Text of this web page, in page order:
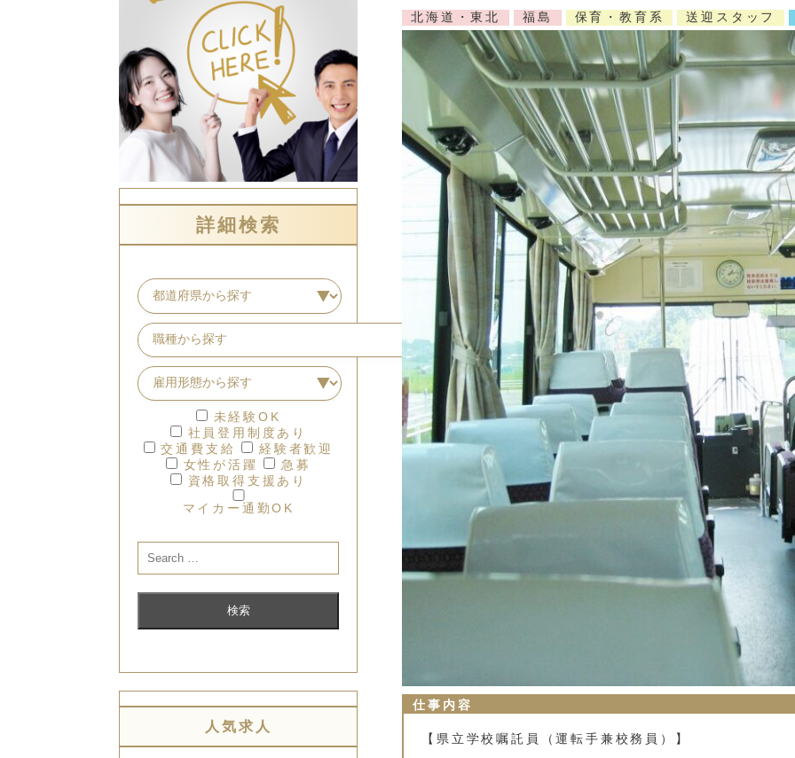
詳細検索
未経験OK
社員登用制度あり
交通費支給
経験者歓迎
女性が活躍
急募
資格取得支援あり
マイカー通勤OK
人気求人
北海道・東北 福島 保育・教育系 送迎スタッフ
仕事内容
【県立学校嘱託員（運転手兼校務員）】